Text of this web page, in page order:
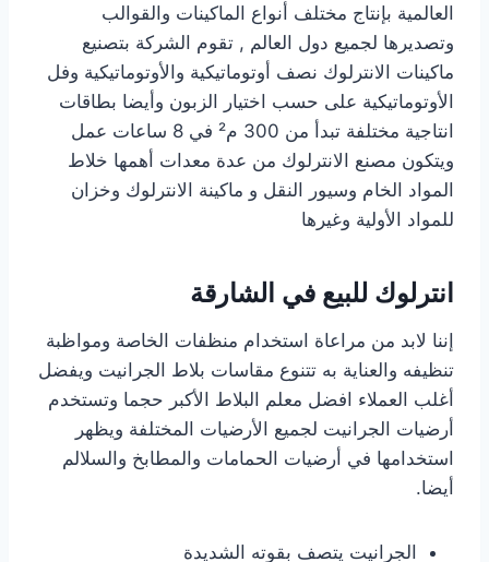
العالمية بإنتاج مختلف أنواع الماكينات والقوالب
وتصديرها لجميع دول العالم , تقوم الشركة بتصنيع
ماكينات الانترلوك نصف أوتوماتيكية والأوتوماتيكية وفل
الأوتوماتيكية على حسب اختيار الزبون وأيضا بطاقات
انتاجية مختلفة تبدأ من 300 م² في 8 ساعات عمل
ويتكون مصنع الانترلوك من عدة معدات أهمها خلاط
المواد الخام وسيور النقل و ماكينة الانترلوك وخزان
للمواد الأولية وغيرها
انترلوك للبيع في الشارقة
إننا لابد من مراعاة استخدام منظفات الخاصة ومواظبة
تنظيفه والعناية به تتنوع مقاسات بلاط الجرانيت ويفضل
أغلب العملاء افضل معلم البلاط الأكبر حجما وتستخدم
أرضيات الجرانيت لجميع الأرضيات المختلفة ويظهر
استخدامها في أرضيات الحمامات والمطابخ والسلالم
أيضا.
الجرانيت يتصف بقوته الشديدة